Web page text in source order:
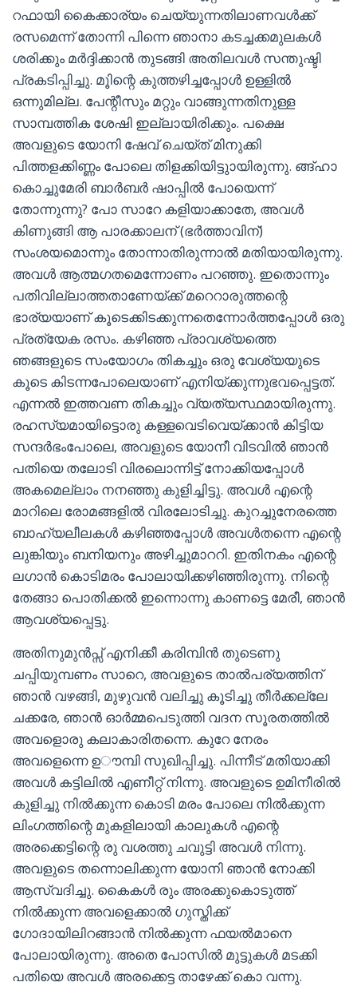
റഫായി കൈക്കാര്യം ചെയ്യുന്നതിലാണവൾക്ക്
രസമെന്ന് തോന്നി പിന്നെ ഞാനാ കടച്ചക്കമുലകൾ
ശരിക്കും മർദ്ദിക്കാൻ തുടങ്ങി അതിലവൾ സന്തുഷ്ടി
പ്രകടിപ്പിച്ചു. മൂിന്റെ കുത്തഴിച്ചപ്പോൾ ഉള്ളിൽ
ഒന്നുമില്ല. പേന്റീസും മറ്റും വാങ്ങുന്നതിനുള്ള
സാമ്പത്തിക ശേഷി ഇല്ലായിരിക്കും. പക്ഷെ
അവളുടെ യോനി ഷേവ് ചെയ്ത് മിനുക്കി
പിത്തളക്കിണ്ണം പോലെ തിളക്കിയിട്ടുായിരുന്നു. ങ്ങ്ഹാ
കൊച്ചുമേരി ബാർബർ ഷാപ്പിൽ പോയെന്ന്
തോന്നുന്നു? പോ സാറേ കളിയാക്കാതേ, അവൾ
കിണുങ്ങി ആ പാരക്കാലന് (ഭർത്താവിന്)
സംശയമൊന്നും തോന്നാതിരുന്നാൽ മതിയായിരുന്നു.
അവൾ ആത്മഗതമെന്നോണം പറഞ്ഞു. ഇതൊന്നും
പതിവില്ലാത്തതാണേയ്ക്ക് മറെറാരുത്തന്റെ
ഭാര്യയാണ് കൂടെക്കിടക്കുന്നതെന്നോർത്തപ്പോൾ ഒരു
പ്രത്യേക രസം. കഴിഞ്ഞ പ്രാവശ്യത്തെ
ഞങ്ങളുടെ സംയോഗം തികച്ചും ഒരു വേശ്യയുടെ
കൂടെ കിടന്നപോലെയാണ് എനിയ്ക്കുന്നുഭവപ്പെട്ടത്.
എന്നൽ ഇത്തവണ തികച്ചും വ്യത്യസ്ഥമായിരുന്നു.
രഹസ്യമായിട്ടൊരു കള്ളവെടിവെയ്ക്കാൻ കിട്ടിയ
സന്ദർഭംപോലെ, അവളുടെ യോനീ വിടവിൽ ഞാൻ
പതിയെ തലോടി വിരലൊന്നിട്ട് നോക്കിയപ്പോൾ
അകമെല്ലാം നനഞ്ഞു കുളിച്ചിട്ടു. അവൾ എന്റെ
മാറിലെ രോമങ്ങളിൽ വിരലോടിച്ചു. കുറച്ചുനേരത്തെ
ബാഹ്യലീലകൾ കഴിഞ്ഞപ്പോൾ അവൾതന്നെ എന്റെ
ലുങ്കിയും ബനിയനും അഴിച്ചുമാററി. ഇതിനകം എന്റെ
ലഗാൻ കൊടിമരം പോലായിക്കഴിഞ്ഞിരുന്നു. നിന്റെ
തേങ്ങാ പൊതിക്കൽ ഇന്നൊന്നു കാണട്ടെ മേരീ, ഞാൻ
ആവശ്യപ്പെട്ടു.
അതിനുമുൻപ്സ് എനിക്കീ കരിമ്പിൻ തുടെണു
ചപ്പിയുമ്പണം സാറെ, അവളുടെ താൽപര്യത്തിന്
ഞാൻ വഴങ്ങി, മുഴുവൻ വലിച്ചു കൂടിച്ചു തീർക്കല്ലേ
ചക്കരേ, ഞാൻ ഓർമ്മപെടുത്തി വദന സൂരതത്തിൽ
അവളൊരു കലാകാരിതന്നെ. കുറേ നേരം
അവളെന്നെ ഉൗമ്പി സുഖിപ്പിച്ചു. പിന്നീട് മതിയാക്കി
അവൾ കട്ടിലിൽ എണീറ്റ് നിന്നു. അവളുടെ ഉമിനീരിൽ
കുളിച്ചു നിൽക്കുന്ന കൊടി മരം പോലെ നിൽക്കുന്ന
ലിംഗത്തിന്റെ മുകളിലായി കാലുകൾ എന്റെ
അരക്കെട്ടിന്റെ രു വശത്തു ചവുട്ടി അവൾ നിന്നു.
അവളുടെ തന്നൊലിക്കുന്ന യോനി ഞാൻ നോക്കി
ആസ്വദിച്ചു. കൈകൾ രും അരക്കുകൊടുത്ത്
നിൽക്കുന്ന അവളെക്കാൽ ഗുസ്തിക്ക്
ഗോദായിലിറങ്ങാൻ നിൽക്കുന്ന ഫയൽമാനെ
പോലായിരുന്നു. അതെ പോസിൽ മുട്ടുകൾ മടക്കി
പതിയെ അവൾ അരക്കെട്ട താഴേക്ക് കൊ വന്നു.